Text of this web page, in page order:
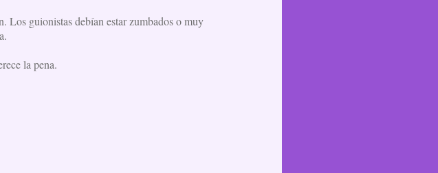
Los guionistas debían estar zumbados o muy
la pena.